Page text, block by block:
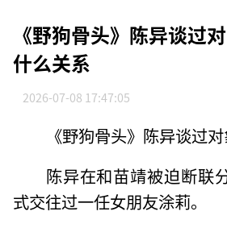
《野狗骨头》陈异谈过
什么关系
2026-07-08 17:47:05
《野狗骨头》陈异谈过
陈异在和苗靖被迫断联
式交往过一任女朋友涂莉。